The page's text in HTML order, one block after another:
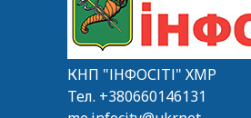
КНП "ІНФОСІТІ" ХМР
Тел. +380660146131